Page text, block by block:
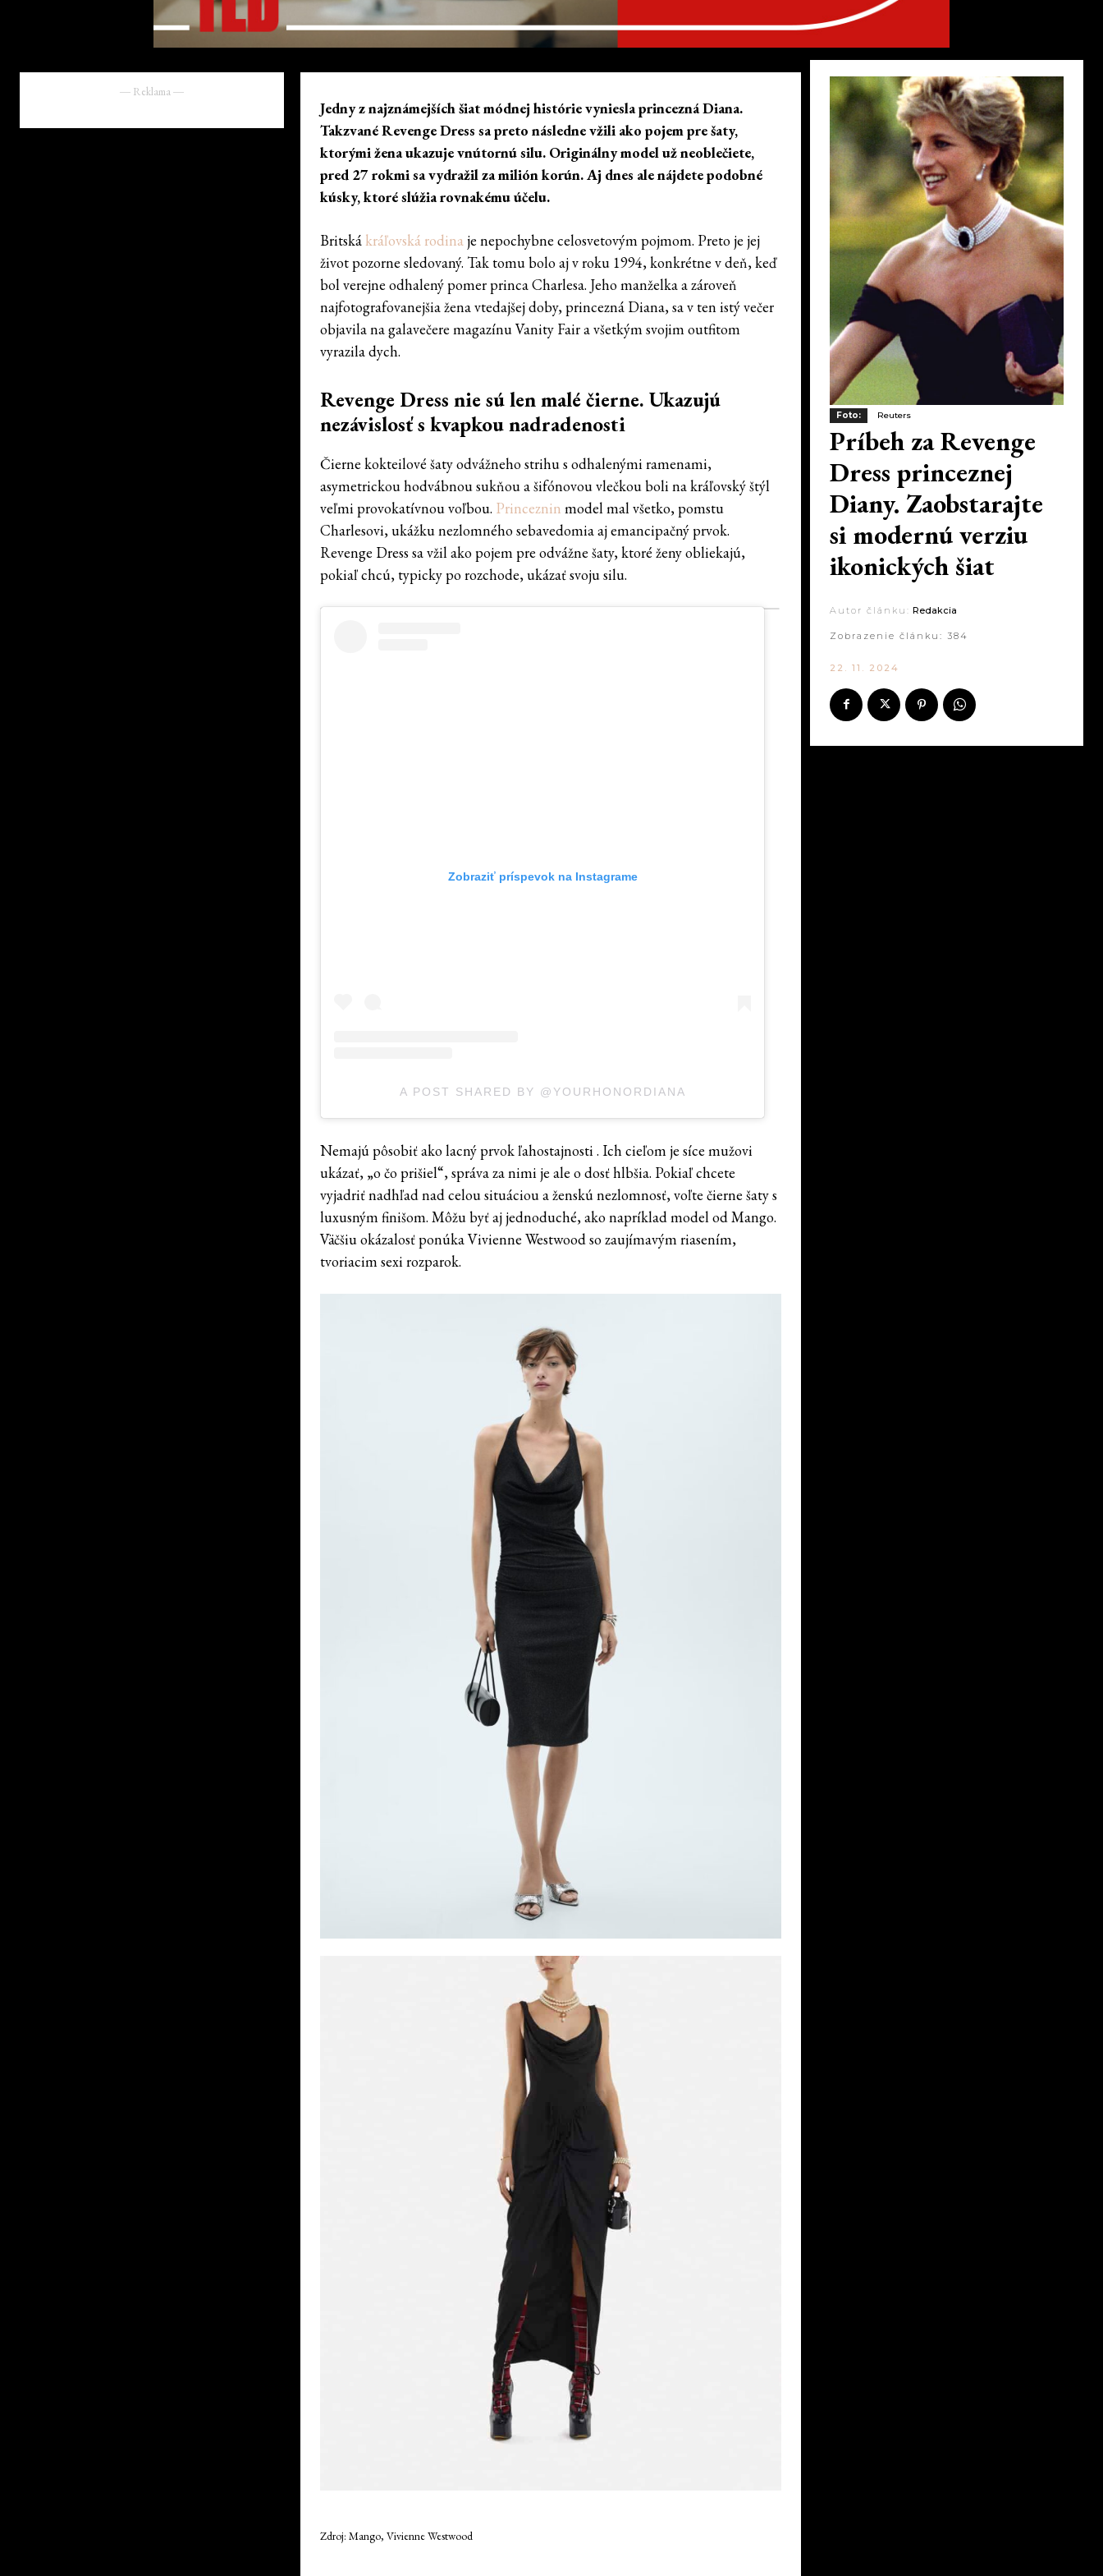
― Reklama ―
Jedny z najznámejších šiat módnej histórie vyniesla princezná Diana.
Takzvané Revenge Dress sa preto následne vžili ako pojem pre šaty,
ktorými žena ukazuje vnútornú silu. Originálny model už neoblečiete,
pred 27 rokmi sa vydražil za milión korún. Aj dnes ale nájdete podobné
kúsky, ktoré slúžia rovnakému účelu.
Britská kráľovská rodinaje nepochybne celosvetovým pojmom. Preto je jej
život pozorne sledovaný. Tak tomu bolo aj v roku 1994, konkrétne v deň, keď
bol verejne odhalený pomer princa Charlesa. Jeho manželka a zároveň
najfotografovanejšia žena vtedajšej doby, princezná Diana, sa v ten istý večer
objavila na galavečere magazínu Vanity Fair a všetkým svojim outfitom
vyrazila dych.
Revenge Dress nie sú len malé čierne. Ukazujú
nezávislosť s kvapkou nadradenosti
Čierne kokteilové šaty odvážneho strihu s odhalenými ramenami,
asymetrickou hodvábnou sukňou a šifónovou vlečkou boli na kráľovský štýl
veľmi provokatívnou voľbou. Princeznin model mal všetko, pomstu
Charlesovi, ukážku nezlomného sebavedomia aj emancipačný prvok.
Revenge Dress sa vžil ako pojem pre odvážne šaty, ktoré ženy obliekajú,
pokiaľ chcú, typicky po rozchode, ukázať svoju silu.
Zobraziť príspevok na Instagrame
A POST SHARED BY @YOURHONORDIANA
Nemajú pôsobiť ako lacný prvok ľahostajnosti . Ich cieľom je síce mužovi
ukázať, „o čo prišiel“, správa za nimi je ale o dosť hlbšia. Pokiaľ chcete
vyjadriť nadhľad nad celou situáciou a ženskú nezlomnosť, voľte čierne šaty s
luxusným finišom. Môžu byť aj jednoduché, ako napríklad model od Mango.
Väčšiu okázalosť ponúka Vivienne Westwood so zaujímavým riasením,
tvoriacim sexi rozparok.
Zdroj: Mango, Vivienne Westwood
Foto: Reuters
Príbeh za Revenge
Dress princeznej
Diany. Zaobstarajte
si modernú verziu
ikonických šiat
Autor článku: Redakcia
Zobrazenie článku: 384
22. 11. 2024